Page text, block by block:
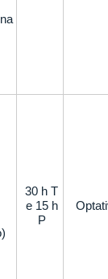
30 h T
e 15 h
P